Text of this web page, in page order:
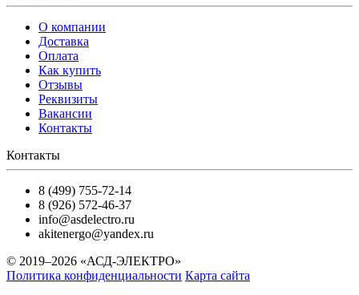
О компании
Доставка
Оплата
Как купить
Отзывы
Реквизиты
Вакансии
Контакты
Контакты
8 (499) 755-72-14
8 (926) 572-46-37
info@asdelectro.ru
akitenergo@yandex.ru
© 2019–2026 «АСД-ЭЛЕКТРО»
Политика конфиденциальности Карта сайта